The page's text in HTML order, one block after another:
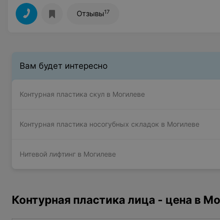
Отзывы17
Вам будет интересно
Контурная пластика скул в Могилеве
Контурная пластика носогубных складок в Могилеве
Нитевой лифтинг в Могилеве
Контурная пластика лица - цена в